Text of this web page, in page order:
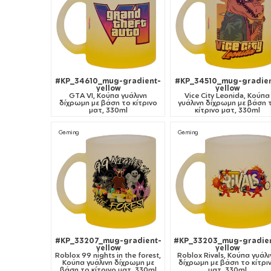
#KP_34610_mug-gradient-
yellow
GTA VI, Κούπα γυάλινη
δίχρωμη με βάση το κίτρινο
ματ, 330ml
#KP_34510_mug-
yellow
Vice City Leonida, Κούπα
γυάλινη δίχρωμη με βάση
κίτρινο ματ, 330ml
Gaming
#KP_33207_mug-gradient-
yellow
Roblox 99 nights in the forest,
Κούπα γυάλινη δίχρωμη με
Gaming
#KP_33203_mug-
yellow
Roblox Rivals, Κούπα
δίχρωμη με βάση το